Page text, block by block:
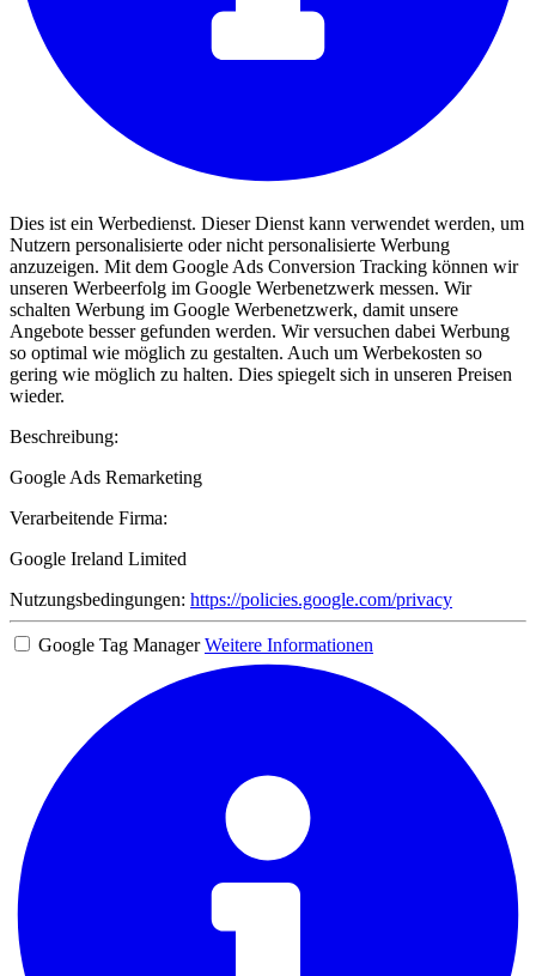
Dies ist ein Werbedienst. Dieser Dienst kann verwendet werden, um
Nutzern personalisierte oder nicht personalisierte Werbung
anzuzeigen. Mit dem Google Ads Conversion Tracking können wir
unseren Werbeerfolg im Google Werbenetzwerk messen. Wir
schalten Werbung im Google Werbenetzwerk, damit unsere
Angebote besser gefunden werden. Wir versuchen dabei Werbung
so optimal wie möglich zu gestalten. Auch um Werbekosten so
gering wie möglich zu halten. Dies spiegelt sich in unseren Preisen
wieder.
Beschreibung:
Google Ads Remarketing
Verarbeitende Firma:
Google Ireland Limited
Nutzungsbedingungen: https://policies.google.com/privacy
Google Tag Manager Weitere Informationen